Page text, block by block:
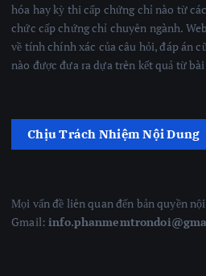
hóa hay kỳ thi cấp chứng chỉ nào từ
chức cấp chứng chỉ chuyên ngành.
về tính chính xác của câu hỏi, đáp án
nào được đưa ra dựa trên kết quả từ
Chịu Trách Nhiệm Nội Dung
Mọi vấn đề liên quan đến bản quyền
Gmail: